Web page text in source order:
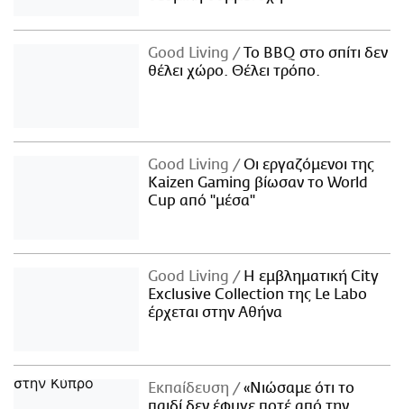
Good Living
Το BBQ στο σπίτι δεν
θέλει χώρο. Θέλει τρόπο.
Good Living
Οι εργαζόμενοι της
Kaizen Gaming βίωσαν το World
Cup από "μέσα"
Good Living
Η εμβληματική City
Exclusive Collection της Le Labo
έρχεται στην Αθήνα
Εκπαίδευση
«Νιώσαμε ότι το